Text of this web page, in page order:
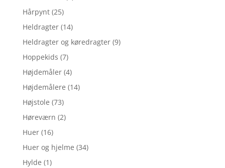
Hårpynt (25)
Heldragter (14)
Heldragter og køredragter (9)
Hoppekids (7)
Højdemåler (4)
Højdemålere (14)
Højstole (73)
Høreværn (2)
Huer (16)
Huer og hjelme (34)
Hylde (1)